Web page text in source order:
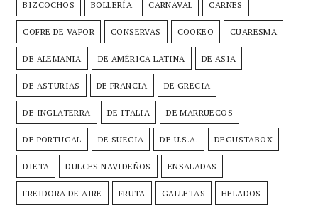
BIZCOCHOS BOLLERÍA CARNAVAL CARNES
COFRE DE VAPOR CONSERVAS COOKEO CUARESMA
DE ALEMANIA DE AMÉRICA LATINA DE ASIA
DE ASTURIAS DE FRANCIA DE GRECIA
DE INGLATERRA DE ITALIA DE MARRUECOS
DE PORTUGAL DE SUECIA DE U.S.A. DEGUSTABOX
DIETA DULCES NAVIDEÑOS ENSALADAS
FREIDORA DE AIRE FRUTA GALLETAS HELADOS